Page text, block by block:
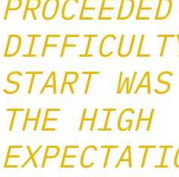
START
THE HIGH